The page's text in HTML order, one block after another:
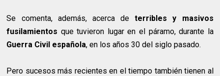
Se comenta, además, acerca deterribles y masivos
fusilamientos que tuvieron lugar en el páramo, durante la
Guerra Civil española, en los años 30 del siglo pasado.
Pero sucesos más recientes en el tiempo también tienen al